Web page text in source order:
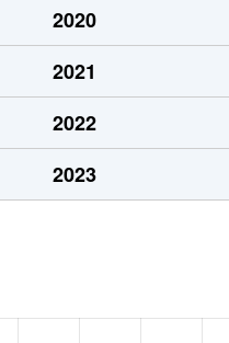
2020
2021
2022
2023